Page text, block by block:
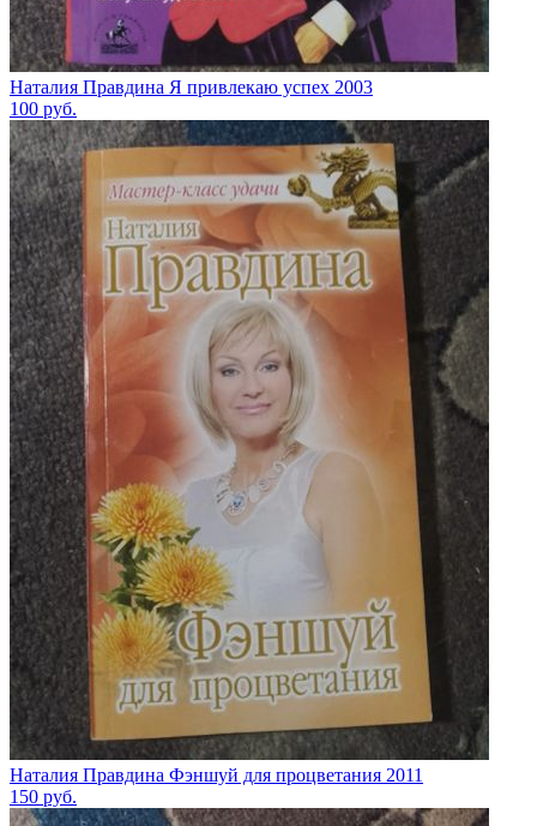
Наталия Правдина Я привлекаю успех 2003
100 руб.
Наталия Правдина Фэншуй для процветания 2011
150 руб.